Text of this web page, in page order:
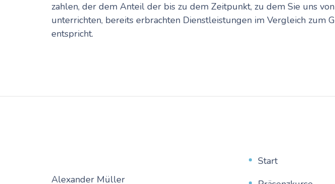
zahlen, der dem Anteil der bis zu dem Zeitpunkt, zu dem Sie uns
unterrichten, bereits erbrachten Dienstleistungen im Vergleich zum
entspricht.
Alexander Müller
Start